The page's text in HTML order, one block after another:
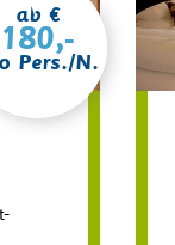
ab €
180,-
Pers./N.